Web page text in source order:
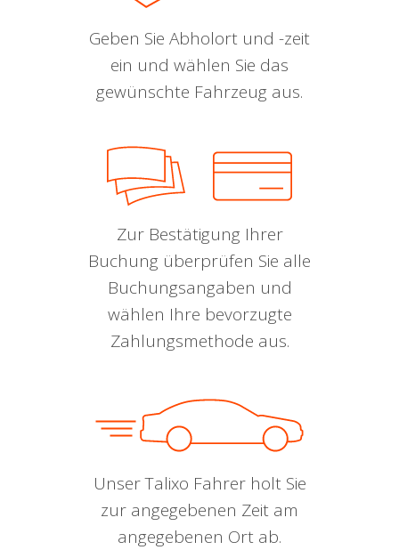
Geben Sie Abholort und -zeit
ein und wählen Sie das
gewünschte Fahrzeug aus.
Zur Bestätigung Ihrer
Buchung überprüfen Sie alle
Buchungsangaben und
wählen Ihre bevorzugte
Zahlungsmethode aus.
Unser Talixo Fahrer holt Sie
zur angegebenen Zeit am
angegebenen Ort ab.